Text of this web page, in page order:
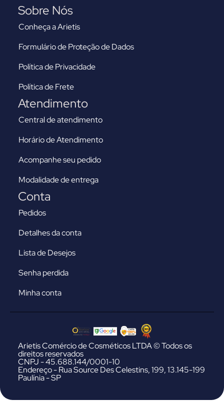
Sobre Nós
Conheça a Arietis
Formulário de Proteção de Dados
Política de Privacidade
Política de Frete
Atendimento
Central de atendimento
Horário de Atendimento
Acompanhe seu pedido
Modalidade de entrega
Conta
Pedidos
Detalhes da conta
Lista de Desejos
Senha perdida
Minha conta
Arietis Comércio de Cosméticos LTDA © Todos os
direitos reservados
CNPJ - 45.688.144/0001-10
Endereço - Rua Source Des Celestins, 199, 13.145-199
Paulínia - SP